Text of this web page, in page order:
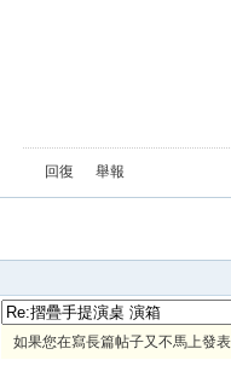
回復 舉報
如果您在寫長篇帖子又不馬上發